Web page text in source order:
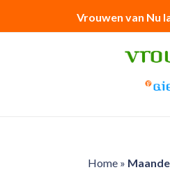
Vrouwen van Nu
Home»